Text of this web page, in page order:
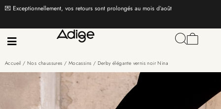
💌 Exceptionnellement, vos retours sont prolongés au mois d’août
Accueil /Nos chaussures / Mocassins / Derby élégante vernis noir Nina